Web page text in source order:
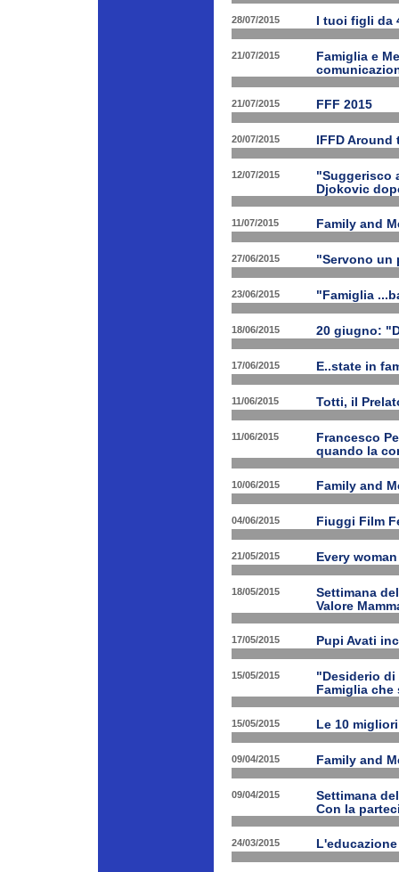
28/07/2015 I tuoi figli da
21/07/2015
Famiglia e
21/07/2015 FFF 2015
20/07/2015 IFFD
12/07/2015
"Suggerisco
Djokovic
11/07/2015 Family and
27/06/2015 "Servono un
23/06/2015 "Famiglia
18/06/2015 20 giugno:
17/06/2015 E..state in
11/06/2015 Totti, il
11/06/2015
Francesco
quando la
10/06/2015 Family and
04/06/2015 Fiuggi Film
21/05/2015 Every
18/05/2015
Settimana
Valore
17/05/2015 Pupi Avati
15/05/2015
"Desiderio di
Famiglia che
15/05/2015 Le 10
09/04/2015 Family and
09/04/2015
Settimana
Con la
24/03/2015